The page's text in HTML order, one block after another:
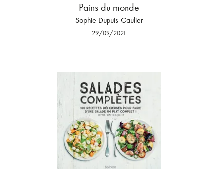
Pains du monde
Sophie Dupuis-Gaulier
29/09/2021